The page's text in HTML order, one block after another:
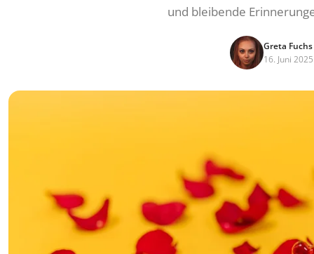
und bleibende
Greta Fuchs
16. Juni 2025